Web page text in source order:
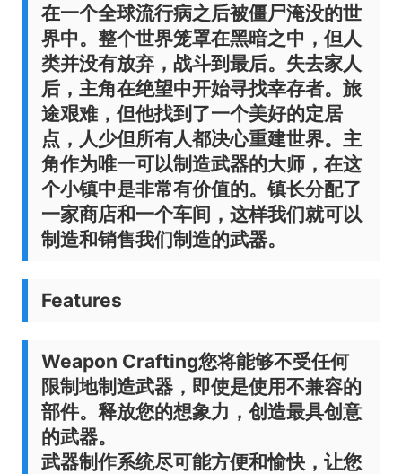
在一个全球流行病之后被僵尸淹没的世
界中。整个世界笼罩在黑暗之中，但人
类并没有放弃，战斗到最后。失去家人
后，主角在绝望中开始寻找幸存者。旅
途艰难，但他找到了一个美好的定居
点，人少但所有人都决心重建世界。主
角作为唯一可以制造武器的大师，在这
个小镇中是非常有价值的。镇长分配了
一家商店和一个车间，这样我们就可以
制造和销售我们制造的武器。
Features
Weapon Crafting您将能够不受任何
限制地制造武器，即使是使用不兼容的
部件。释放您的想象力，创造最具创意
的武器。
武器制作系统尽可能方便和愉快，让您